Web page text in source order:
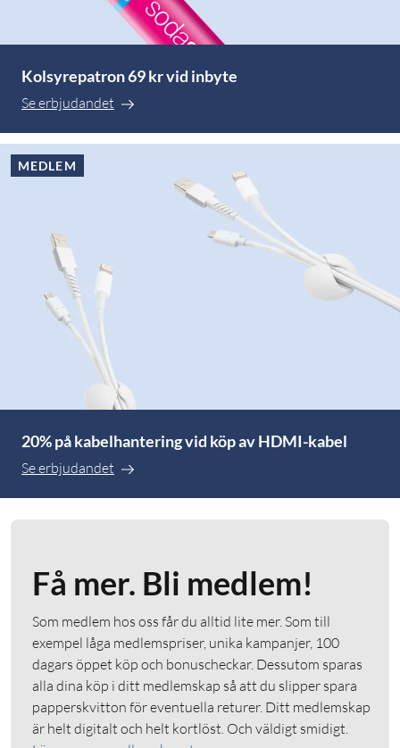
Kolsyrepatron 69 kr vid inbyte
Se erbjudandet
MEDLEM
20% på kabelhantering vid köp av HDMI-kabel
Se erbjudandet
Få mer. Bli medlem!
Som medlem hos oss får du alltid lite mer. Som till
exempel låga medlemspriser, unika kampanjer, 100
dagars öppet köp och bonuscheckar. Dessutom sparas
alla dina köp i ditt medlemskap så att du slipper spara
papperskvitton för eventuella returer. Ditt medlemskap
är helt digitalt och helt kortlöst. Och väldigt smidigt.